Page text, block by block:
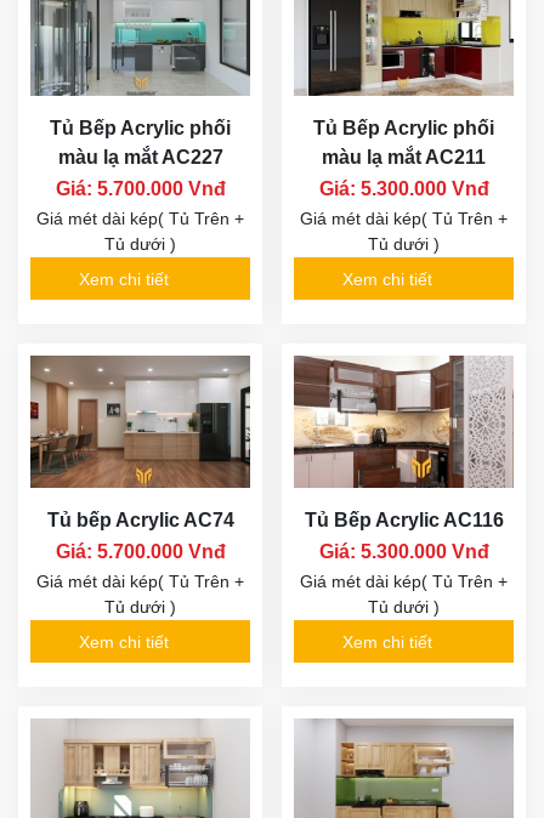
Tủ Bếp Acrylic phối
màu lạ mắt AC227
Giá: 5.700.000 Vnđ
Giá mét dài kép( Tủ Trên +
Tủ dưới )
Xem chi tiết
Tủ Bếp Acrylic phối
màu lạ mắt AC211
Giá: 5.300.000 Vnđ
Giá mét dài kép( Tủ Trên +
Tủ dưới )
Xem chi tiết
Tủ bếp Acrylic AC74
Giá: 5.700.000 Vnđ
Giá mét dài kép( Tủ Trên +
Tủ dưới )
Xem chi tiết
Tủ Bếp Acrylic AC116
Giá: 5.300.000 Vnđ
Giá mét dài kép( Tủ Trên +
Tủ dưới )
Xem chi tiết